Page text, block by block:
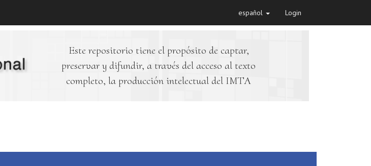
español Login
Este repositorio tiene el propósito de captar,
preservar y difundir, a través del acceso al texto
completo, la producción intelectual del IMTA